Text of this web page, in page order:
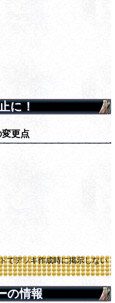
に！
更点
でデッキ作成時に掲示しない
の情報